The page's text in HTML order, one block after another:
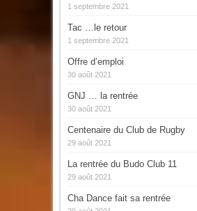
1 septembre 2021
Tac …le retour
1 septembre 2021
Offre d’emploi
30 août 2021
GNJ … la rentrée
30 août 2021
Centenaire du Club de Rugby
29 août 2021
La rentrée du Budo Club 11
29 août 2021
Cha Dance fait sa rentrée